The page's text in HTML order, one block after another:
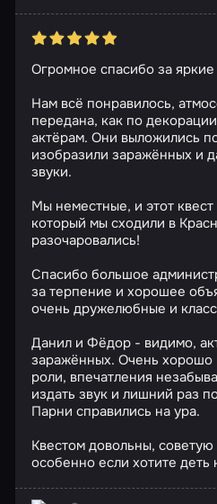
Огромное спасибо за яркие
Нам всё понравилось,
передана, как по
актёрам. Они выложились
изобразили заражённых и
звуки.
Мы неместные, и этот
который мы сходили в
разочаровались!
Спасибо большое
за терпение и хорошее
очень дружелюбные и
Данил и Фёдор - видимо,
заражённых. Очень хорошо
роли, впечатления
издать звук и лишний раз
Парни справились на ура.
Квестом довольны,
особенно если хотите деть